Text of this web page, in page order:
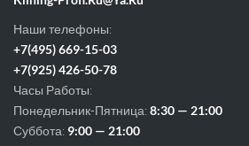
Наши телефоны:
+7(495) 669-15-03
+7(925) 426-50-78
Часы Работы:
Понедельник-Пятница:8:30 — 21:00
Суббота: 9:00 — 21:00